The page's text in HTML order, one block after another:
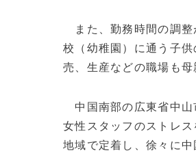
また、勤務時間の調整
校（幼稚園）に通う子
売、生産などの職場も母
中国南部の広東省中山
女性スタッフのストレ
地域で定着し、徐々に